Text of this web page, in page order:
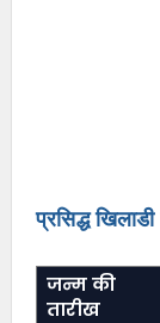
प्रसिद्ध
जन्म की
तारीख